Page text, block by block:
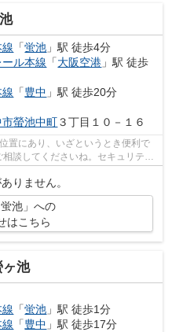
「蛍池 」駅 徒歩4分
ル本線 「大阪空港 」駅 徒歩
「豊中 」駅 徒歩20分
市螢池中町３丁目１０－１６
置にあり、いざというとき便利で
談してくださいね。セキュリティ
...
りません。
蛍池」への
はこちら
ヶ池
「蛍池 」駅 徒歩1分
「豊中 」駅 徒歩17分